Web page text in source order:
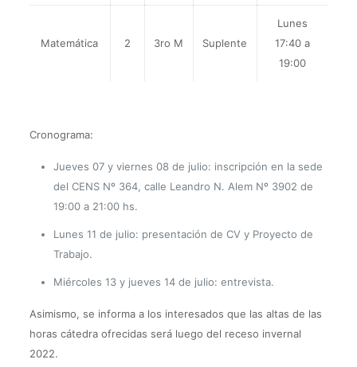
Matemática 2 3ro M Suplente
Lunes
17:40 a
19:00
Cronograma:
Jueves 07 y viernes 08 de julio: inscripción en la sede
del CENS Nº 364, calle Leandro N. Alem Nº 3902 de
19:00 a 21:00 hs.
Lunes 11 de julio: presentación de CV y Proyecto de
Trabajo.
Miércoles 13 y jueves 14 de julio: entrevista.
Asimismo, se informa a los interesados que las altas de las
horas cátedra ofrecidas será luego del receso invernal
2022.